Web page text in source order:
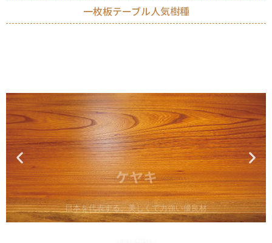
一枚板テーブル人気樹種
ケヤキ
日本を代表する、美しくて力強い優良材
納品事例